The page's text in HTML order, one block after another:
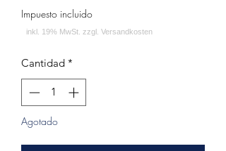
Impuesto incluido
Cantidad *
Agotado